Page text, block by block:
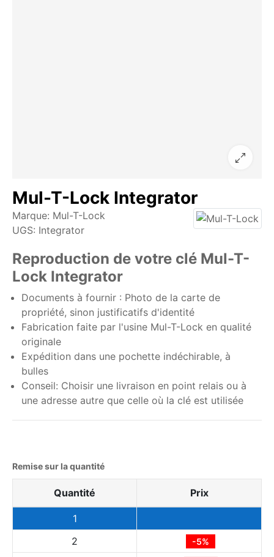
Mul-T-Lock Integrator
Marque: Mul-T-Lock
UGS: Integrator
Reproduction de votre clé Mul-T-
Lock Integrator
Documents à fournir : Photo de la carte de
propriété, sinon justificatifs d'identité
Fabrication faite par l'usine Mul-T-Lock en qualité
originale
Expédition dans une pochette indéchirable, à
bulles
Conseil: Choisir une livraison en point relais ou à
une adresse autre que celle où la clé est utilisée
Remise sur la quantité
Quantité Prix
1
2
-5%